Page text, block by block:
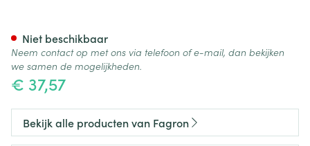
€ 37,57
Niet beschikbaar
Neem contact op met ons via telefoon of e-mail, dan bekijken
we samen de mogelijkheden.
Bekijk alle producten van Fagron